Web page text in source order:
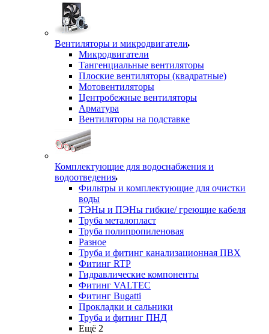
Вентиляторы и микродвигатели
Микродвигатели
Тангенциальные вентиляторы
Плоские вентиляторы (квадратные)
Мотовентиляторы
Центробежные вентиляторы
Арматура
Вентиляторы на подставке
Комплектующие для водоснабжения и
водоотведения
Фильтры и комплектующие для очистки
воды
ТЭНы и ПЭНы гибкие/ греющие кабеля
Труба металопласт
Труба полипропиленовая
Разное
Труба и фитинг канализационная ПВХ
Фитинг RTP
Гидравлические компоненты
Фитинг VALTEC
Фитинг Bugatti
Прокладки и сальники
Труба и фитинг ПНД
Ещё 2